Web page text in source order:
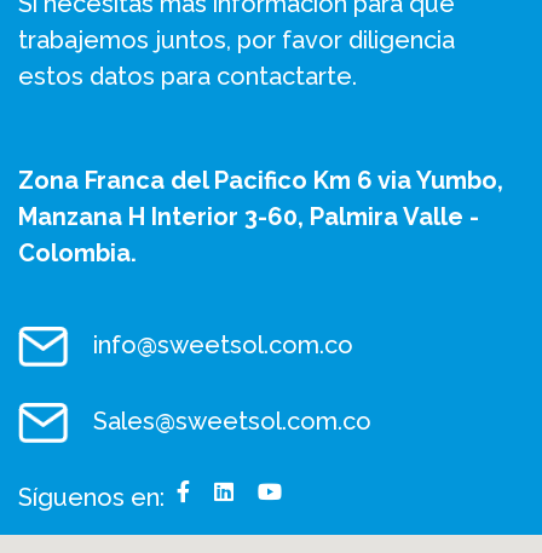
trabajemos juntos, por favor diligencia
estos datos para contactarte.
Zona Franca del Pacifico Km 6 via Yumbo,
Manzana H Interior 3-60, Palmira Valle -
Colombia.
info@sweetsol.com.co
Sales@sweetsol.com.co
Síguenos en: